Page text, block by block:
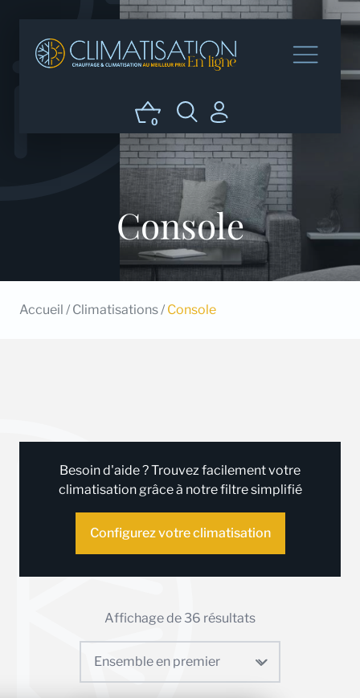
0
Console
Accueil / Climatisations/ Console
Besoin d'aide ? Trouvez facilement votre
climatisation grâce à notre filtre simplifié
Configurez votre climatisation
Affichage de 36 résultats